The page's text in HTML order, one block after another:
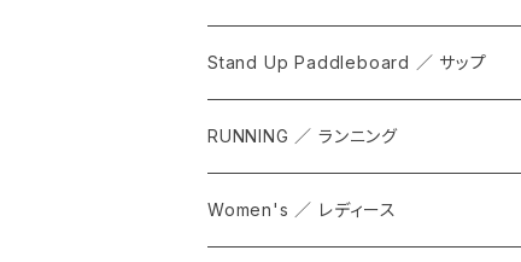
Stand Up Paddleboard ／ サップ
RUNNING ／ ランニング
Women's ／ レディース